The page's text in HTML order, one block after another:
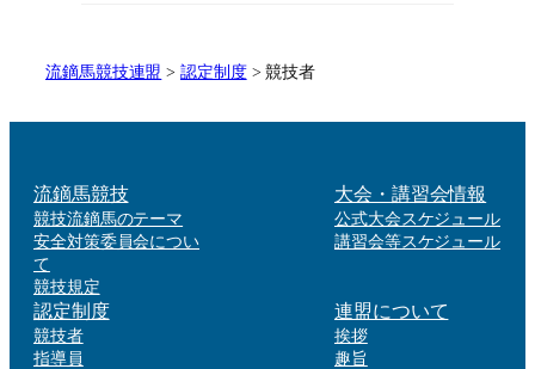
流鏑馬競技連盟 >認定制度>競技者
流鏑馬競技
競技流鏑馬のテーマ
安全対策委員会につい
て
競技規定
大会・講習会情報
公式大会スケジュール
講習会等スケジュール
認定制度
競技者
指導員
連盟について
挨拶
趣旨